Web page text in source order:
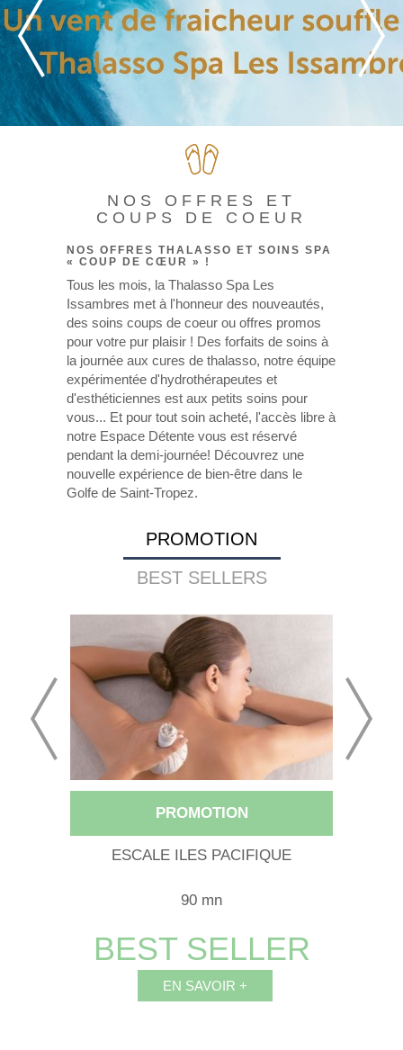
NOS OFFRES ET
COUPS DE COEUR
NOS OFFRES THALASSO ET SOINS SPA
« COUP DE CŒUR » !
Tous les mois, la Thalasso Spa Les
Issambres met à l'honneur des nouveautés,
des soins coups de coeur ou offres promos
pour votre pur plaisir ! Des forfaits de soins à
la journée aux cures de thalasso, notre équipe
expérimentée d'hydrothérapeutes et
d'esthéticiennes est aux petits soins pour
vous... Et pour tout soin acheté, l'accès libre à
notre Espace Détente vous est réservé
pendant la demi-journée! Découvrez une
nouvelle expérience de bien-être dans le
Golfe de Saint-Tropez.
PROMOTION
BEST SELLERS
PROMOTION
ESCALE ILES PACIFIQUE
90 mn
BEST SELLER
EN SAVOIR +